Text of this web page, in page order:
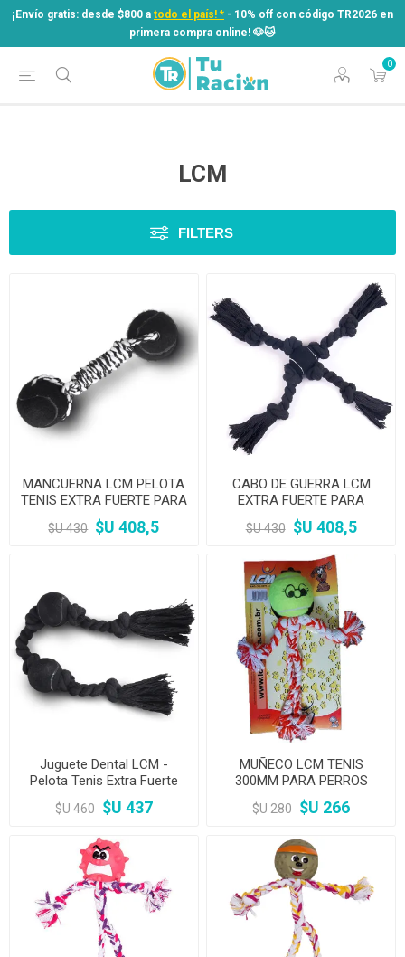
¡Envío gratis: desde $800 a todo el país! * - 10% off con código TR2026 en
primera compra online! ​🐶​🐱
0
¡Envío gratis: desde $800 atodo el país! *
- 10% off con código TR2026 en
primera compra online! ​🐶​🐱
LCM
FILTERS
MANCUERNA LCM PELOTA
TENIS EXTRA FUERTE PARA
PERROS
$U 430 $U 408,5
CABO DE GUERRA LCM
EXTRA FUERTE PARA
PERROS
$U 430 $U 408,5
Juguete Dental LCM -
Pelota Tenis Extra Fuerte
$U 460 $U 437
MUÑECO LCM TENIS
300MM PARA PERROS
$U 280 $U 266